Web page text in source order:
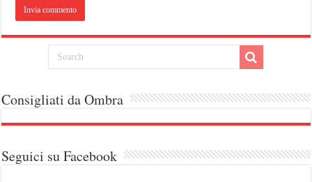
Consigliati da Ombra
Seguici su Facebook